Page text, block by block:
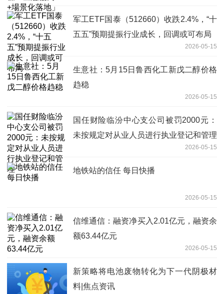
军工ETF国泰（512660）收跌2.4%，“十
五五”预期提振行业成长，回调或可布局
2026-05-15
生意社：5月15日鲁西化工新戊二醇价格
趋稳
2026-05-15
国任财险临汾中心支公司被罚2000元：
未按规定对从业人员进行执业登记和管理
2026-05-15
地铁站的信任 每日快播
2026-05-15
信维通信：融资净买入2.01亿元，融资余
额63.44亿元
2026-05-15
新策略将电池废物转化为下一代阴极材
料|焦点资讯